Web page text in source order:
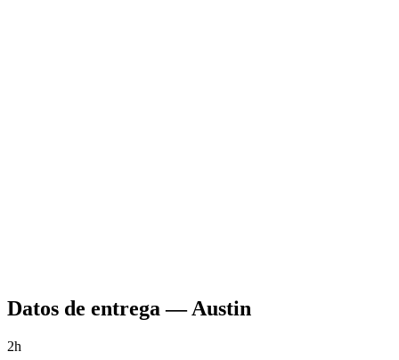
Datos de entrega —Austin
2h